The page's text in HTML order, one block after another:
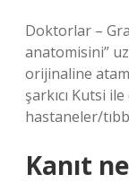
Doktorlar –
anatomisini”
orijinaline
şarkıcı Kutsi
hastaneler/
Kanıt